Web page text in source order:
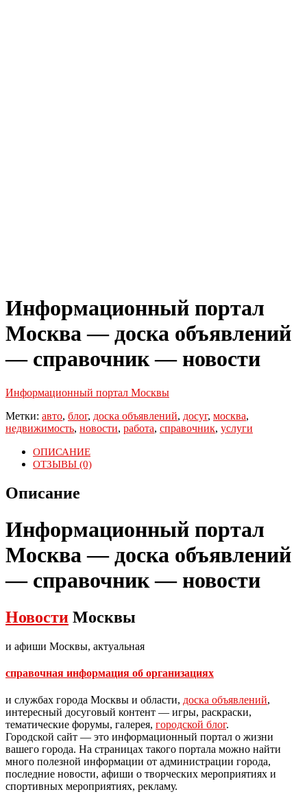
Информационный портал
Москва — доска объявлений
— справочник — новости
Информационный портал Москвы
Метки: авто, блог, доска объявлений, досуг, москва,
недвижимость, новости, работа, справочник, услуги
ОПИСАНИЕ
ОТЗЫВЫ (0)
Описание
Информационный портал
Москва — доска объявлений
— справочник — новости
Новости Москвы
и афиши Москвы, актуальная
справочная информация об организациях
и службах города Москвы и области, доска объявлений,
интересный досуговый контент — игры, раскраски,
тематические форумы, галерея, городской блог.
Городской сайт — это информационный портал о жизни
вашего города. На страницах такого портала можно найти
много полезной информации от администрации города,
последние новости, афиши о творческих мероприятиях и
спортивных мероприятиях, рекламу.